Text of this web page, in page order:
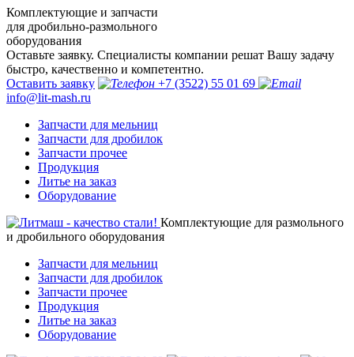
Комплектующие и запчасти
для дробильно-размольного
оборудования
Оставьте заявку. Специалисты компании решат Вашу задачу
быстро, качественно и компетентно.
Оставить заявку
+7 (3522) 55 01 69
info@lit-mash.ru
Запчасти для мельниц
Запчасти для дробилок
Запчасти прочее
Продукция
Литье на заказ
Оборудование
Комплектующие для размольного
и дробильного оборудования
Запчасти для мельниц
Запчасти для дробилок
Запчасти прочее
Продукция
Литье на заказ
Оборудование